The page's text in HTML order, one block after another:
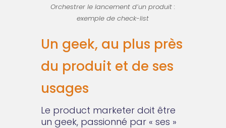
Orchestrer le lancement d’un produit :
exemple de check-list
Un geek, au plus près
du produit et de ses
usages
Le product marketer doit être
un geek, passionné par « ses »